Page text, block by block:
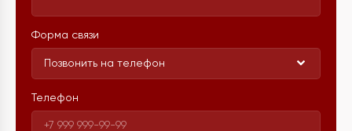
Форма связи
Позвонить на телефон
Телефон